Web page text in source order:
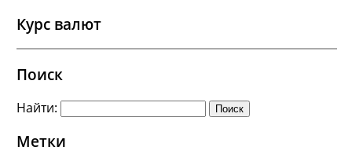
Курс валют
Поиск
Найти:
Метки